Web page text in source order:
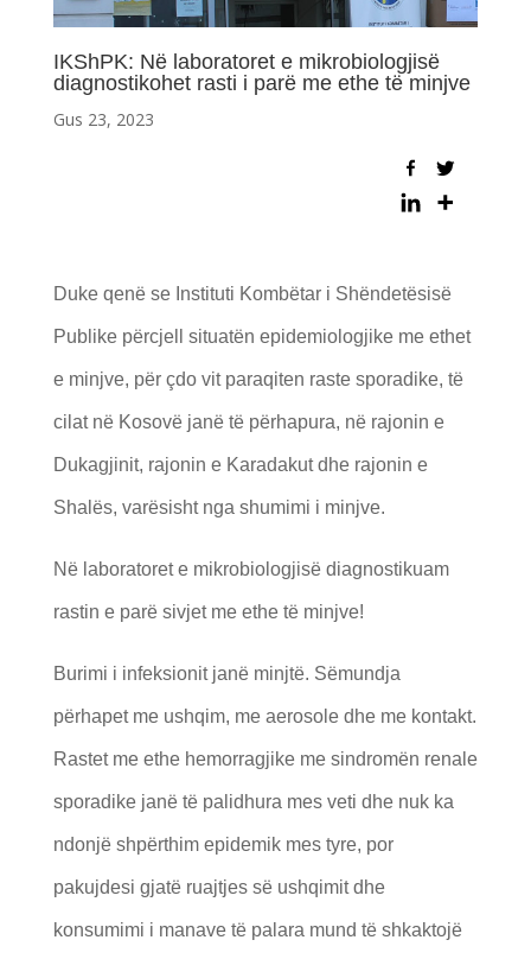
IKShPK: Në laboratoret e mikrobiologjisë
diagnostikohet rasti i parë me ethe të minjve
Gus 23, 2023
Duke qenë se Instituti Kombëtar i Shëndetësisë
Publike përcjell situatën epidemiologjike me ethet
e minjve, për çdo vit paraqiten raste sporadike, të
cilat në Kosovë janë të përhapura, në rajonin e
Dukagjinit, rajonin e Karadakut dhe rajonin e
Shalës, varësisht nga shumimi i minjve.
Në laboratoret e mikrobiologjisë diagnostikuam
rastin e parë sivjet me ethe të minjve!
Burimi i infeksionit janë minjtë. Sëmundja
përhapet me ushqim, me aerosole dhe me kontakt.
Rastet me ethe hemorragjike me sindromën renale
sporadike janë të palidhura mes veti dhe nuk ka
ndonjë shpërthim epidemik mes tyre, por
pakujdesi gjatë ruajtjes së ushqimit dhe
konsumimi i manave të palara mund të shkaktojë